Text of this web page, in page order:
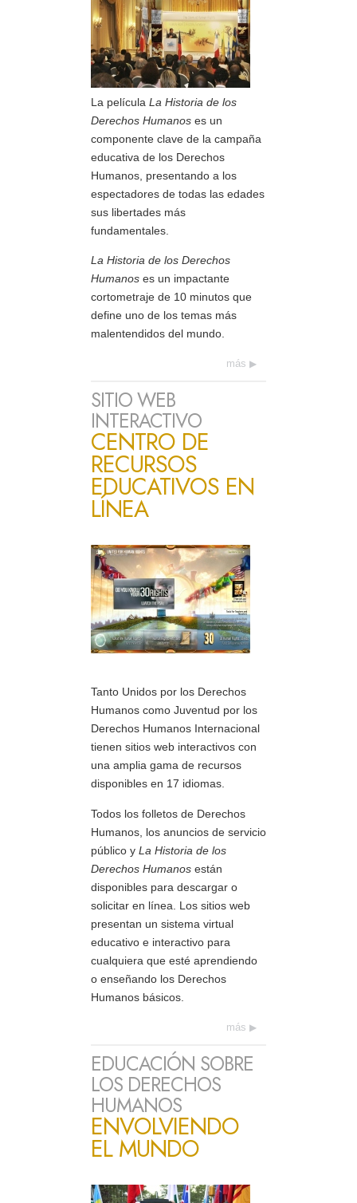
La película La Historia de los
Derechos Humanos es un
componente clave de la campaña
educativa de los Derechos
Humanos, presentando a los
espectadores de todas las edades
sus libertades más
fundamentales.
La Historia de los Derechos
Humanos es un impactante
cortometraje de 10 minutos que
define uno de los temas más
malentendidos del mundo.
más
SITIO WEB
INTERACTIVO
CENTRO DE
RECURSOS
EDUCATIVOS EN
LÍNEA
Tanto Unidos por los Derechos
Humanos como Juventud por los
Derechos Humanos Internacional
tienen sitios web interactivos con
una amplia gama de recursos
disponibles en 17 idiomas.
Todos los folletos de Derechos
Humanos, los anuncios de servicio
público y La Historia de los
Derechos Humanos están
disponibles para descargar o
solicitar en línea. Los sitios web
presentan un sistema virtual
educativo e interactivo para
cualquiera que esté aprendiendo
o enseñando los Derechos
Humanos básicos.
más
EDUCACIÓN SOBRE
LOS DERECHOS
HUMANOS
ENVOLVIENDO
EL MUNDO